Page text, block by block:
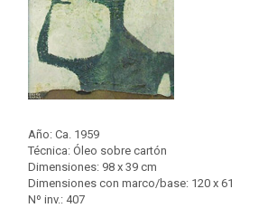
Año: Ca. 1959
Técnica: Óleo sobre cartón
Dimensiones: 98 x 39 cm
Dimensiones con marco/base: 120 x 61
Nº inv.: 407